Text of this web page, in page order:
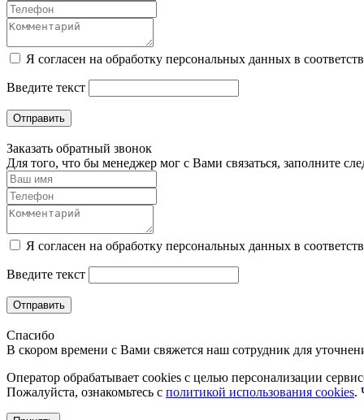
Я согласен на обработку персональных данных в
Введите текст
Отправить
Заказать обратный звонок
Для того, что бы менеджер мог с Вами связаться, заполните
Я согласен на обработку персональных данных в
Введите текст
Отправить
Спасибо
В скором времени с Вами свяжется наш сотрудник для
Оператор обрабатывает cookies с целью персонализации
Пожалуйста, ознакомьтесь с политикой использования cookies.